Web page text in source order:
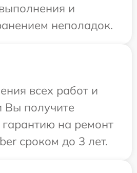
и
неполадок.
всех работ и
Вы получите
на ремонт
сроком до 3 лет.